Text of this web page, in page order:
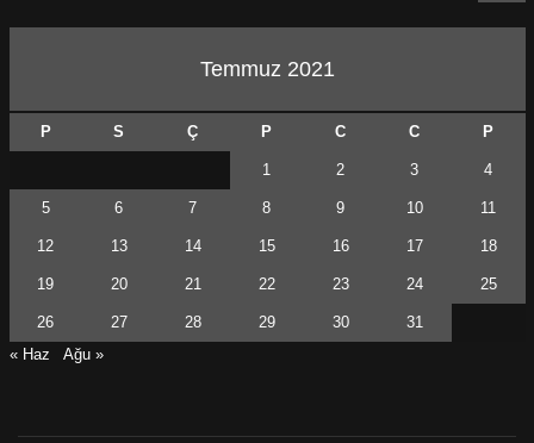
Temmuz 2021
P S Ç P C C P
1 2 3 4
5 6 7 8 9 10 11
12 13 14 15 16 17 18
19 20 21 22 23 24 25
26 27 28 29 30
31
« Haz
Ağu »